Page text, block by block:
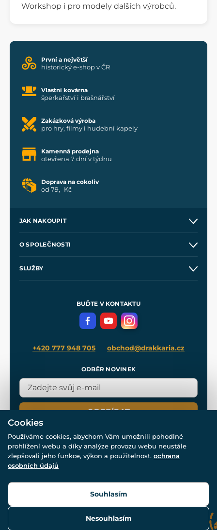
Workshop i pro modely dalších výrobců.
První a největší
historický e-shop v ČR
Vlastní kovárna
šperkařství i brašnářství
Zakázková výroba
pro hry, filmy i hudební kapely
Kamenná prodejna
otevřena 7 dní v týdnu
Doprava na cokoliv
od 79,- Kč
JAK NAKOUPIT
Velkoobchod
O SPOLEČNOSTI
SLUŽBY
Meče pro Kingdom Come
BUĎTE V KONTAKTU
+420 777 948 705 obchod@drakkaria.cz
ODBĚR NOVINEK
ODEBÍRAT
© Všechna práva vyhrazena. www.drakkaria.cz 2007-2026.
Cookies
Používáme cookies, abychom Vám umožnili pohodlné
prohlížení webu a díky analýze provozu webu neustále
zlepšovali jeho funkce, výkon a použitelnost. ochrana
osobních údajů
Nesouhlasím
Souhlasím